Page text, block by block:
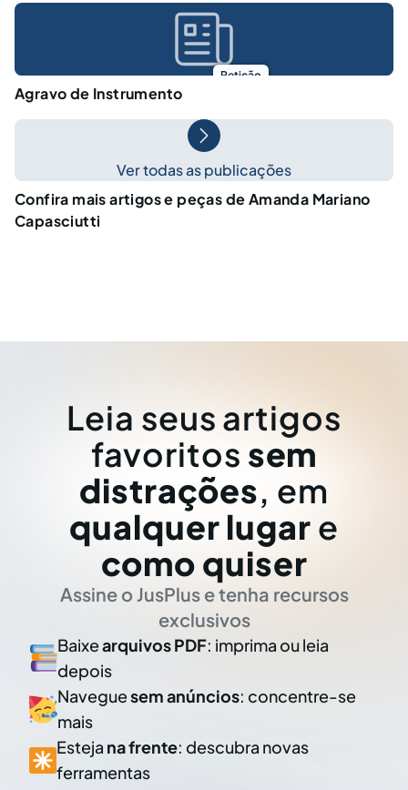
Petição
Agravo de Instrumento
Ver todas as publicações
Confira mais artigos e peças de Amanda Mariano
Capasciutti
Leia seus artigos
favoritos sem
distrações, em
qualquer lugar e
como quiser
Assine o JusPlus e tenha recursos
exclusivos
Baixearquivos PDF: imprima ou leia
depois
Naveguesem anúncios: concentre-se
mais
Esteja na frente: descubra novas
ferramentas